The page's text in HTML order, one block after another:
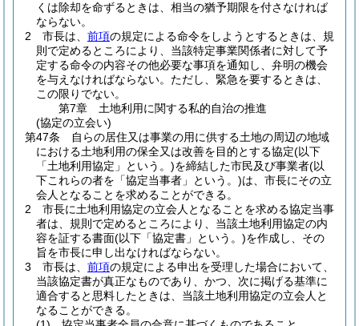
くは除却を命ずるときは、相当の猶予期限を付さなければ
ならない。
2
市長は、 前項の規定による命令をしようとするときは、規
則で定めるところにより、当該特定事業関係者に対して予
定する命令の内容その他必要な事項を通知し、弁明の機会
を与えなければならない。 ただし、緊急を要するときは、
この限りでない。
第7章
土地利用に関する私的自治の推進
(協定の立会い)
第47条
自らの居住又は事業の用に供する土地の周辺の地域
における土地利用の保全又は改善を目的とする協定(以下
「土地利用協定」という。)を締結した市民及び事業者(以
下これらの者を「協定当事者」という。)は、市長にその立
会人となることを求めることができる。
2
市長に土地利用協定の立会人となることを求める協定当事
者は、規則で定めるところにより、当該土地利用協定の内
容を証する書面(以下「協定書」という。)を作成し、その
旨を市長に申し出なければならない。
3
市長は、 前項の規定による申出を受理した場合において、
当該協定書が真正なものであり、かつ、次に掲げる基準に
適合すると思料したときは、当該土地利用協定の立会人と
なることができる。